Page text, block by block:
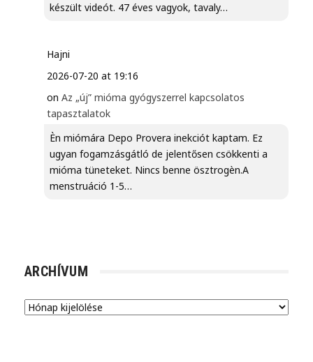
készült videót. 47 éves vagyok, tavaly…
Hajni
2026-07-20 at 19:16
on Az „új” mióma gyógyszerrel kapcsolatos
tapasztalatok
Èn miómára Depo Provera inekciót kaptam. Ez
ugyan fogamzásgátló de jelentősen csökkenti a
mióma tüneteket. Nincs benne ösztrogèn.A
menstruáció 1-5…
ARCHÍVUM
Archívum